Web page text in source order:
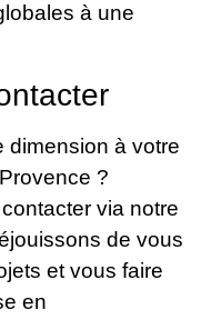
à une
dimension à votre
?
via notre
de vous
et vous faire
en